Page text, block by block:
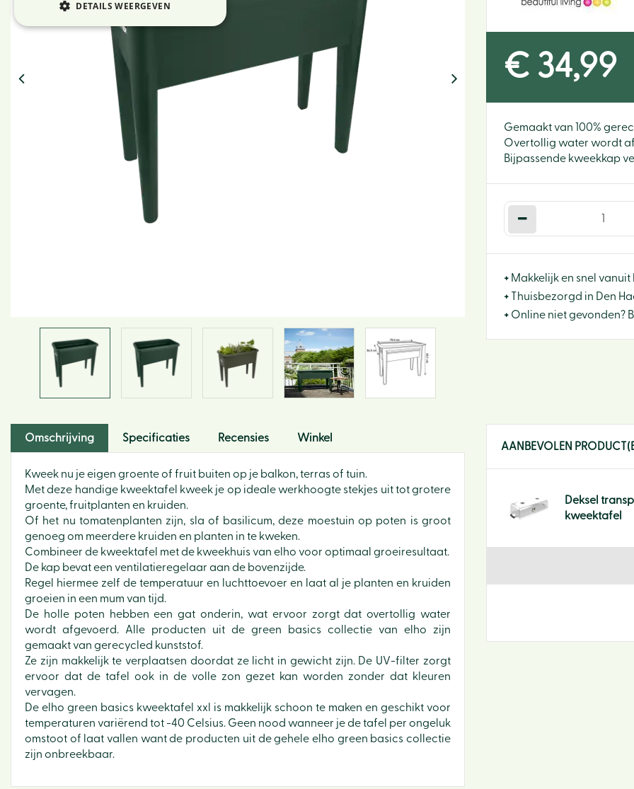
€ 34,99
Gemaakt van 100%
Overtollig water wordt
Bijpassende kweekkap
+ Makkelijk en snel vanuit
+ Thuisbezorgd in Den
+ Online niet gevonden?
Omschrijving Specificaties Recensies Winkel
Kweek nu je eigen groente of fruit buiten op je balkon, terras of tuin.
Met deze handige kweektafel kweek je op ideale werkhoogte stekjes uit tot grotere
groente, fruitplanten en kruiden.
Of het nu tomatenplanten zijn, sla of basilicum, deze moestuin op poten is groot
genoeg om meerdere kruiden en planten in te kweken.
Combineer de kweektafel met de kweekhuis van elho voor optimaal groeiresultaat.
De kap bevat een ventilatieregelaar aan de bovenzijde.
Regel hiermee zelf de temperatuur en luchttoevoer en laat al je planten en kruiden
groeien in een mum van tijd.
De holle poten hebben een gat onderin, wat ervoor zorgt dat overtollig water
wordt afgevoerd. Alle producten uit de green basics collectie van elho zijn
gemaakt van gerecycled kunststof.
Ze zijn makkelijk te verplaatsen doordat ze licht in gewicht zijn. De UV-filter zorgt
ervoor dat de tafel ook in de volle zon gezet kan worden zonder dat kleuren
vervagen.
De elho green basics kweektafel xxl is makkelijk schoon te maken en geschikt voor
temperaturen variërend tot -40 Celsius. Geen nood wanneer je de tafel per ongeluk
omstoot of laat vallen want de producten uit de gehele elho green basics collectie
zijn onbreekbaar.
AANBEVOLEN
Deksel
kweektafel
DETAILS WEERGEVEN